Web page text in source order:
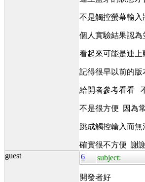
不是觸控螢幕輸
個人實驗結果認為
看起來可能是連
記得很早以前的版
給開者參考看看
不是很方便 因為
跳成觸控輸入而
確實很不方便 謝
guest
6 subject:
開發者好